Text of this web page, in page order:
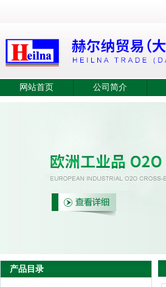
网站首页 公司简介
产品目录